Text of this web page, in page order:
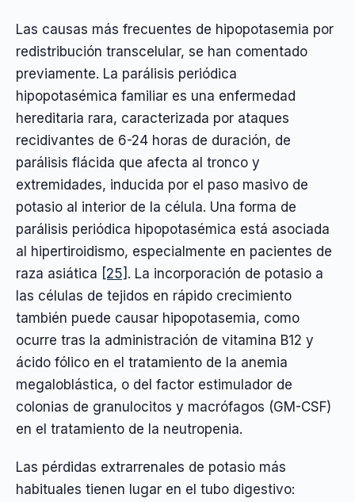
Las causas más frecuentes de hipopotasemia por
redistribución transcelular, se han comentado
previamente. La parálisis periódica
hipopotasémica familiar es una enfermedad
hereditaria rara, caracterizada por ataques
recidivantes de 6-24 horas de duración, de
parálisis flácida que afecta al tronco y
extremidades, inducida por el paso masivo de
potasio al interior de la célula. Una forma de
parálisis periódica hipopotasémica está asociada
al hipertiroidismo, especialmente en pacientes de
raza asiática [25] . La incorporación de potasio a
las células de tejidos en rápido crecimiento
también puede causar hipopotasemia, como
ocurre tras la administración de vitamina B12 y
ácido fólico en el tratamiento de la anemia
megaloblástica, o del factor estimulador de
colonias de granulocitos y macrófagos (GM-CSF)
en el tratamiento de la neutropenia.
Las pérdidas extrarrenales de potasio más
habituales tienen lugar en el tubo digestivo: